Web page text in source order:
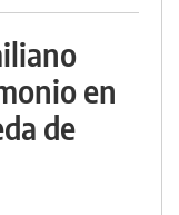
en
de